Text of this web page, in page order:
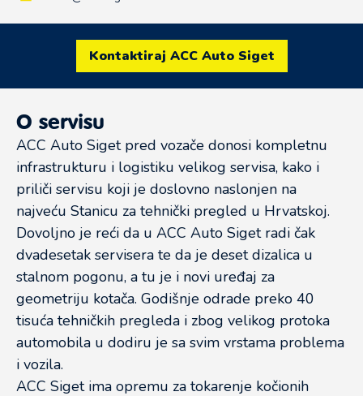
Kontaktiraj ACC Auto Siget
O servisu
ACC Auto Siget pred vozače donosi kompletnu
infrastrukturu i logistiku velikog servisa, kako i
priliči servisu koji je doslovno naslonjen na
najveću Stanicu za tehnički pregled u Hrvatskoj.
Dovoljno je reći da u ACC Auto Siget radi čak
dvadesetak servisera te da je deset dizalica u
stalnom pogonu, a tu je i novi uređaj za
geometriju kotača. Godišnje odrade preko 40
tisuća tehničkih pregleda i zbog velikog protoka
automobila u dodiru je sa svim vrstama problema
i vozila.
ACC Siget ima opremu za tokarenje kočionih